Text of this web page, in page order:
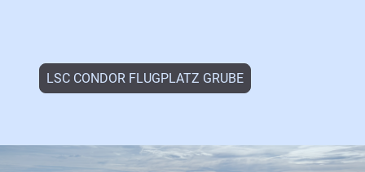
LSC CONDOR FLUGPLATZ GRUBE